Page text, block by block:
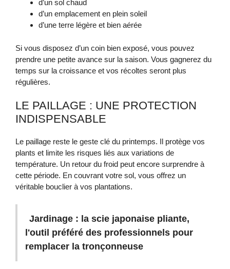
d’un sol chaud
d’un emplacement en plein soleil
d’une terre légère et bien aérée
Si vous disposez d’un coin bien exposé, vous pouvez
prendre une petite avance sur la saison. Vous gagnerez du
temps sur la croissance et vos récoltes seront plus
régulières.
LE PAILLAGE : UNE PROTECTION
INDISPENSABLE
Le paillage reste le geste clé du printemps. Il protège vos
plants et limite les risques liés aux variations de
température. Un retour du froid peut encore surprendre à
cette période. En couvrant votre sol, vous offrez un
véritable bouclier à vos plantations.
Jardinage : la scie japonaise pliante,
l'outil préféré des professionnels pour
remplacer la tronçonneuse